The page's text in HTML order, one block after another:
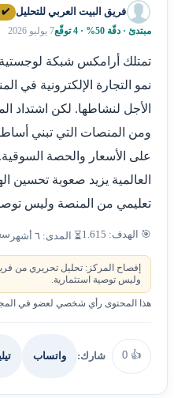
فريق البيت العربي للتحليل ✔️
مبتدئ · دقّة 50% · 4 توقّع 7 يوليو 2026
تمتلك أرامكس شبكة
نمو التجارة الإلكترونية في
الأجل لنشاطها. لكن اشتداد
ومن المنصات التي تبني
على الأسعار والحصة
العالمية يزيد صعوبة تحسين
تعليمي من المنصة وليس
🎯 الهدف: 1.615 ⏳ المدى: ٦ أشهر
إفصاح المركز: تحليل تحريري من
وليس توصية استثمارية.
هذا المحتوى رأي شخصي لعضو في
👍
0 شارك: واتساب